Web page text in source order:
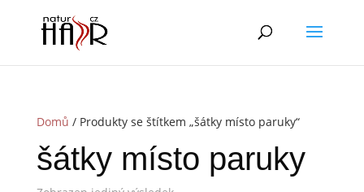
Domů / Produkty se štítkem „šátky místo paruky“
šátky místo paruky